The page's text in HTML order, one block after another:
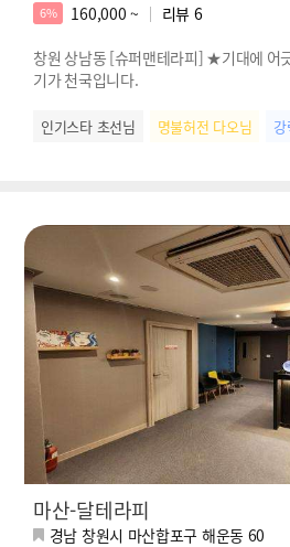
6% 160,000 ~ 리뷰 6
창원 상남동 [슈퍼맨테라피] ★기대에 어
기가 천국입니다.
인기스타 초선님 명불허전 다오님
마산-달테라피
경남 창원시 마산합포구 해운동 60